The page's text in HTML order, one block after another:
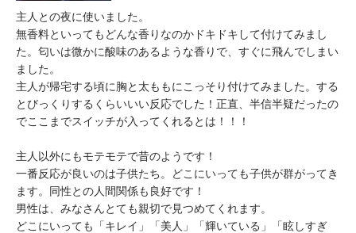
主人との夜に使いました。
無香料といってもどんな香りなのかドキドキして付けてみまし
た。匂いは微かに酸味のあるような香りで、すぐに飛んでしまい
ました。
主人が帰宅する頃に胸と太ももにこっそり付けてみました。する
とびっくりするくらいいい反応でした！正直、半信半疑だったの
でここまでスイッチが入ってくれるとは！！！
主人以外にもモテモテで昔のようです！
一番反応が良いのは子供たち。どこにいっても子供が群がってき
ます。同性との人間関係も良好です！
男性は、みなさんとても親切で見つめてくれます。
どこにいっても「キレイ」「美人」「輝いている」「眩しすぎ